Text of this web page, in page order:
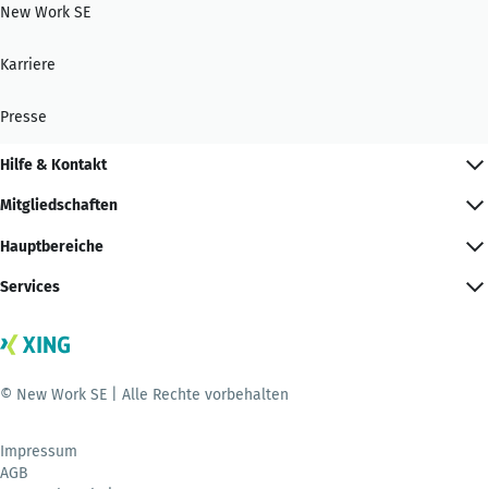
New Work SE
Karriere
Presse
Hilfe & Kontakt
Mitgliedschaften
Hauptbereiche
Services
© New Work SE | Alle Rechte vorbehalten
Impressum
AGB